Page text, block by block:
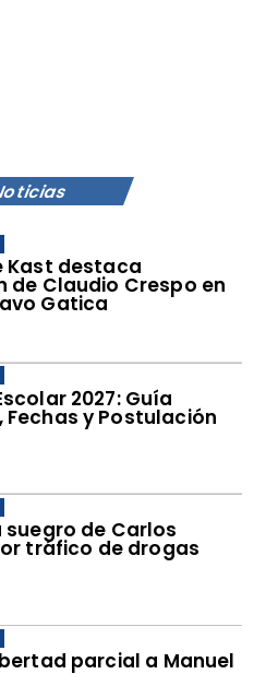
Kast destaca
de Claudio Crespo en
Gatica
2027: Guía
y Postulación
suegro de Carlos
tráfico de drogas
parcial a Manuel